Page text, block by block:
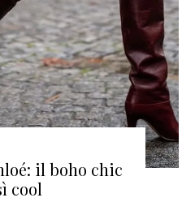
il boho chic
cool